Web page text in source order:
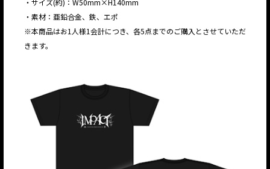
・素材：亜鉛合金、鉄、エポ
※本商品はお1人様1会計につき、各5点までのご購入とさせていただ
きます。